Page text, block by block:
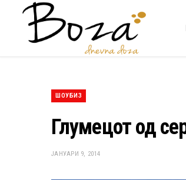
ШОУБИЗ
Глумецот од
ЈАНУАРИ 9, 2014